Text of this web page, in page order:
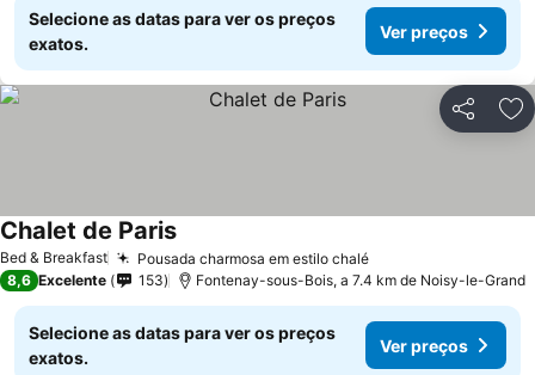
Selecione as datas para ver os preços
exatos.
Ver preços
Partilhar
Bed & Breakfast Pousada charmosa em estilo chaléVer preços
Chalet de ParisVer preços
8,6 Excelente 153 Fontenay-sous-Bois, a 7.4 km de Noisy-le-Grand
Selecione as datas para ver os preços
exatos.
Ver preços